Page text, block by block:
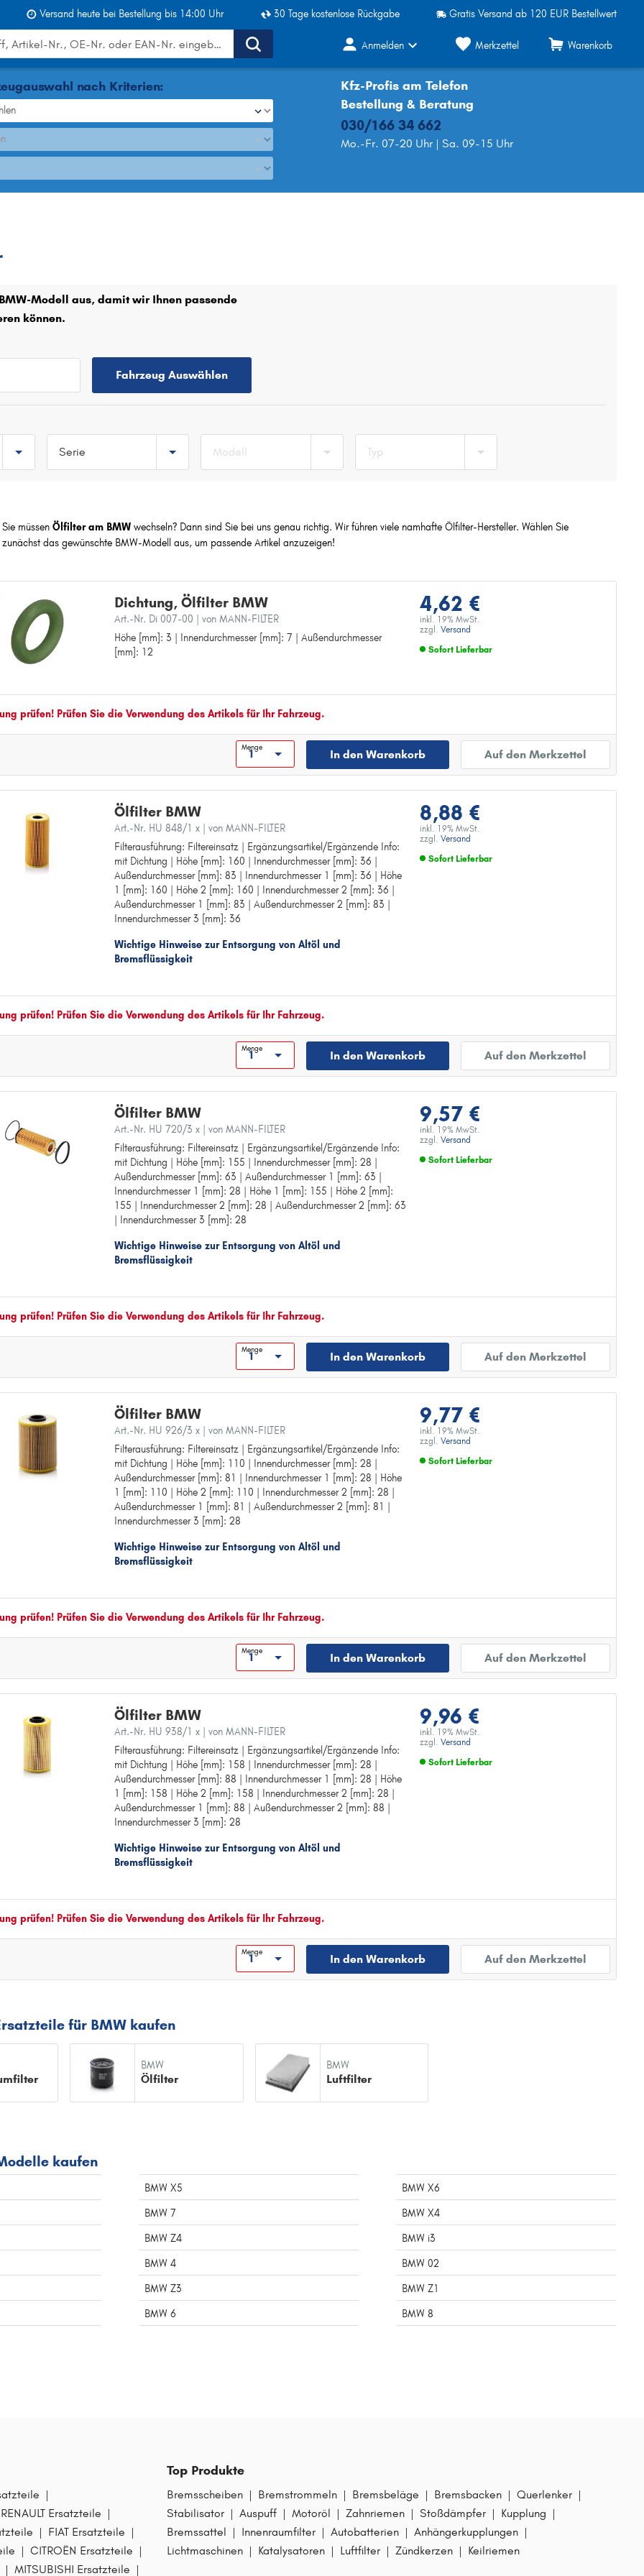
Versand heute bei Bestellung bis 14:00 Uhr 30 Tage kostenlose Rückgabe Gratis Versand ab 120 EUR Bestellwert
Anmelden Merkzettel Warenkorb
nach Kriterien:
Kfz-Profis am Telefon
Bestellung & Beratung
030/166 34 662
Mo.-Fr. 07-20 Uhr | Sa. 09-15 Uhr
Modell aus, damit wir Ihnen passende
können.
Fahrzeug Auswählen
Serie
5
1
02
1
4
i3
X
X3
X6
Z
Modell Typ
Sie müssen Ölfilter am BMW wechseln? Dann sind Sie bei uns genau richtig. Wir führen viele namhafte Ölfilter-Hersteller. Wählen Sie
zunächst das gewünschte BMW-Modell aus, um passende Artikel anzuzeigen!
4,62 €
inkl. 19% MwSt.
zzgl. Versand
Sofort Lieferbar
Dichtung, Ölfilter BMW
Art.-Nr. Di 007-00
| von MANN-FILTER
Höhe [mm]: 3 | Innendurchmesser [mm]: 7 | Außendurchmesser
[mm]: 12
Höhe [mm]: 3
Innendurchmesser [mm]: 7
prüfen! Prüfen Sie die Verwendung des Artikels für Ihr Fahrzeug.
Menge
In den Warenkorb Auf den Merkzettel
8,88 €
inkl. 19% MwSt.
zzgl. Versand
Sofort Lieferbar
Ölfilter BMW
Art.-Nr. HU 848/1 x
| von MANN-FILTER
Filterausführung: Filtereinsatz | Ergänzungsartikel/Ergänzende Info:
mit Dichtung | Höhe [mm]: 160 | Innendurchmesser [mm]: 36 |
Außendurchmesser [mm]: 83 | Innendurchmesser 1 [mm]: 36 | Höhe
1 [mm]: 160 | Höhe 2 [mm]: 160 | Innendurchmesser 2 [mm]: 36 |
Außendurchmesser 1 [mm]: 83 | Außendurchmesser 2 [mm]: 83 |
Innendurchmesser 3 [mm]: 36
Wichtige Hinweise zur Entsorgung von Altöl und
Bremsflüssigkeit
Filterausführung: Filtereinsatz
Ergänzungsartikel/Ergänzende Info: mit Dichtung
Höhe [mm]: 160
Innendurchmesser [mm]: 36
Außendurchmesser [mm]: 83
Innendurchmesser 1 [mm]: 36
Höhe 2 [mm]: 160
Innendurchmesser 2 [mm]: 36
prüfen! Prüfen Sie die Verwendung des Artikels für Ihr Fahrzeug.
Menge
In den Warenkorb Auf den Merkzettel
9,57 €
inkl. 19% MwSt.
zzgl. Versand
Sofort Lieferbar
Ölfilter BMW
Art.-Nr. HU 720/3 x
| von MANN-FILTER
Filterausführung: Filtereinsatz | Ergänzungsartikel/Ergänzende Info:
mit Dichtung | Höhe [mm]: 155 | Innendurchmesser [mm]: 28 |
Außendurchmesser [mm]: 63 | Außendurchmesser 1 [mm]: 63 |
Innendurchmesser 1 [mm]: 28 | Höhe 1 [mm]: 155 | Höhe 2 [mm]:
155 | Innendurchmesser 2 [mm]: 28 | Außendurchmesser 2 [mm]: 63
| Innendurchmesser 3 [mm]: 28
Wichtige Hinweise zur Entsorgung von Altöl und
Bremsflüssigkeit
Filterausführung: Filtereinsatz
Ergänzungsartikel/Ergänzende Info: mit Dichtung
Höhe [mm]: 155
Innendurchmesser [mm]: 28
Außendurchmesser [mm]: 63
Außendurchmesser 1 [mm]: 63
Höhe 1 [mm]: 155
Höhe 2 [mm]: 155
prüfen! Prüfen Sie die Verwendung des Artikels für Ihr Fahrzeug.
Menge
In den Warenkorb Auf den Merkzettel
9,77 €
inkl. 19% MwSt.
zzgl. Versand
Sofort Lieferbar
Ölfilter BMW
Art.-Nr. HU 926/3 x
| von MANN-FILTER
Filterausführung: Filtereinsatz | Ergänzungsartikel/Ergänzende Info:
mit Dichtung | Höhe [mm]: 110 | Innendurchmesser [mm]: 28 |
Außendurchmesser [mm]: 81 | Innendurchmesser 1 [mm]: 28 | Höhe
1 [mm]: 110 | Höhe 2 [mm]: 110 | Innendurchmesser 2 [mm]: 28 |
Außendurchmesser 1 [mm]: 81 | Außendurchmesser 2 [mm]: 81 |
Innendurchmesser 3 [mm]: 28
Wichtige Hinweise zur Entsorgung von Altöl und
Bremsflüssigkeit
Filterausführung: Filtereinsatz
Ergänzungsartikel/Ergänzende Info: mit Dichtung
Höhe [mm]: 110
Innendurchmesser [mm]: 28
Außendurchmesser [mm]: 81
Innendurchmesser 1 [mm]: 28
Höhe 2 [mm]: 110
Innendurchmesser 2 [mm]: 28
prüfen! Prüfen Sie die Verwendung des Artikels für Ihr Fahrzeug.
Menge
In den Warenkorb Auf den Merkzettel
9,96 €
inkl. 19% MwSt.
zzgl. Versand
Sofort Lieferbar
Ölfilter BMW
Art.-Nr. HU 938/1 x
| von MANN-FILTER
Filterausführung: Filtereinsatz | Ergänzungsartikel/Ergänzende Info:
mit Dichtung | Höhe [mm]: 158 | Innendurchmesser [mm]: 28 |
Außendurchmesser [mm]: 88 | Innendurchmesser 1 [mm]: 28 | Höhe
1 [mm]: 158 | Höhe 2 [mm]: 158 | Innendurchmesser 2 [mm]: 28 |
Außendurchmesser 1 [mm]: 88 | Außendurchmesser 2 [mm]: 88 |
Innendurchmesser 3 [mm]: 28
Wichtige Hinweise zur Entsorgung von Altöl und
Bremsflüssigkeit
Filterausführung: Filtereinsatz
Ergänzungsartikel/Ergänzende Info: mit Dichtung
Höhe [mm]: 158
Innendurchmesser [mm]: 28
Außendurchmesser [mm]: 88
Innendurchmesser 1 [mm]: 28
Höhe 2 [mm]: 158
Innendurchmesser 2 [mm]: 28
prüfen! Prüfen Sie die Verwendung des Artikels für Ihr Fahrzeug.
Menge
In den Warenkorb Auf den Merkzettel
für BMW kaufen
BMW
Ölfilter
BMW
Luftfilter
kaufen
BMW X5
BMW 7
BMW Z4
BMW 4
BMW Z3
BMW 6
BMW X6
BMW X4
BMW i3
BMW 02
BMW Z1
BMW 8
|
RENAULT Ersatzteile |
| FIAT Ersatzteile |
| CITROËN Ersatzteile |
| MITSUBISHI Ersatzteile |
Top Produkte
Bremsscheiben | Bremstrommeln | Bremsbeläge | Bremsbacken | Querlenker |
Stabilisator | Auspuff | Motoröl | Zahnriemen | Stoßdämpfer | Kupplung |
Bremssattel | Innenraumfilter | Autobatterien | Anhängerkupplungen |
Lichtmaschinen | Katalysatoren | Luftfilter | Zündkerzen | Keilriemen